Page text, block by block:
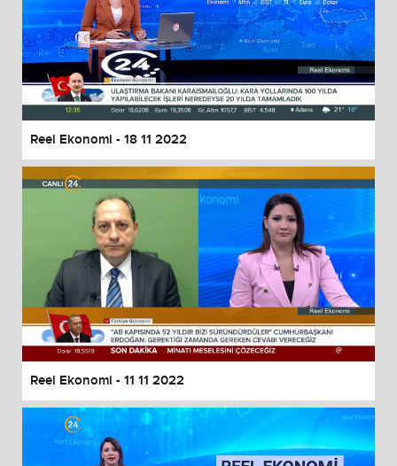
Reel Ekonomi - 18 11 2022
Reel Ekonomi - 11 11 2022